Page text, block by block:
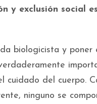
y exclusión social
biologicista y poner
cuidado del cuerpo.
ninguno se